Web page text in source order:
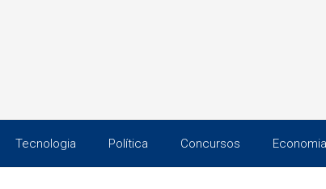
Tecnologia Política Concursos Economia